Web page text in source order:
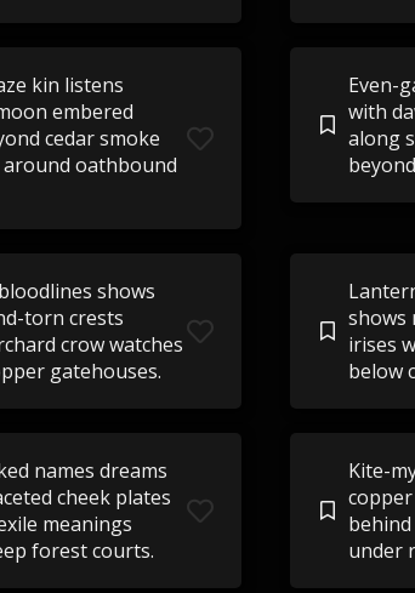
kin listens
embered
cedar smoke
around oathbound
Even-
with
along
shows
torn crests
crow watches
gatehouses.
irises
below
names dreams
cheek plates
meanings
forest courts.
Kite-
under